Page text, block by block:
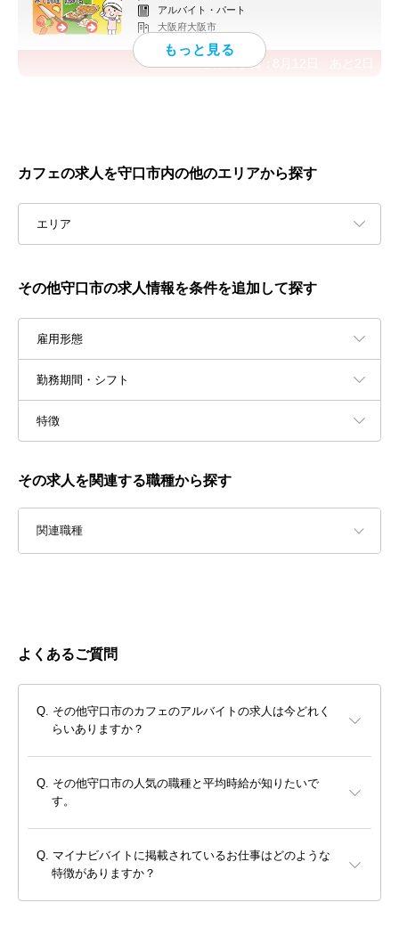
アルバイト・パート
大阪府大阪市
応募終了日：
カフェの求人を守口市内の他のエリアから探す
エリア
その他守口市の求人情報を条件を追加して探す
雇用形態
勤務期間・シフト
特徴
その求人を関連する職種から探す
関連職種
よくあるご質問
その他守口市のカフェのアルバイトの求人は今どれく
らいありますか？
その他守口市の人気の職種と平均時給が知りたいで
す。
マイナビバイトに掲載されているお仕事はどのような
特徴がありますか？